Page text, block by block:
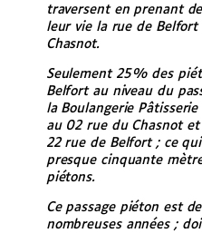
traversent en prenant
leur vie la rue de
Chasnot.
Seulement 25% des
Belfort au niveau du
la Boulangerie
au 02 rue du Chasnot et
22 rue de Belfort ; ce
presque cinquante
piétons.
Ce passage piéton est
nombreuses années ;